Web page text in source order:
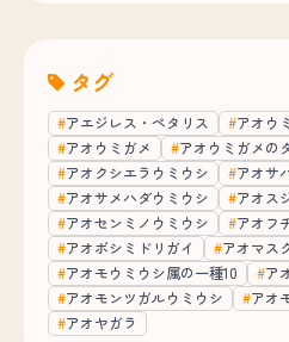
タグ
アエジレス・ペタリス
アオウ
アオウミガメ
アオウミガメの
アオクシエラウミウシ
アオサ
アオサメハダウミウシ
アオス
アオセンミノウミウシ
アオフ
アオボシミドリガイ
アオマス
アオモウミウシ属の一種10
ア
アオモンツガルウミウシ
アオ
アオヤガラ